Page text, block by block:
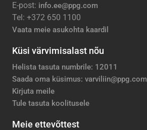
E-post: info.ee@ppg.com
Tel: +372 650 1100
Vaata meie asukohta kaardil
Küsi värvimisalast nõu
Helista tasuta numbrile: 12011
Saada oma küsimus: varviliin@ppg.com
Kirjuta meile
Tule tasuta koolitusele
Meie ettevõttest